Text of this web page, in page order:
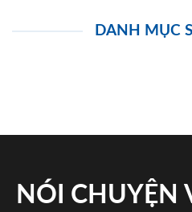
DANH MỤC
NÓI CHUYỆN